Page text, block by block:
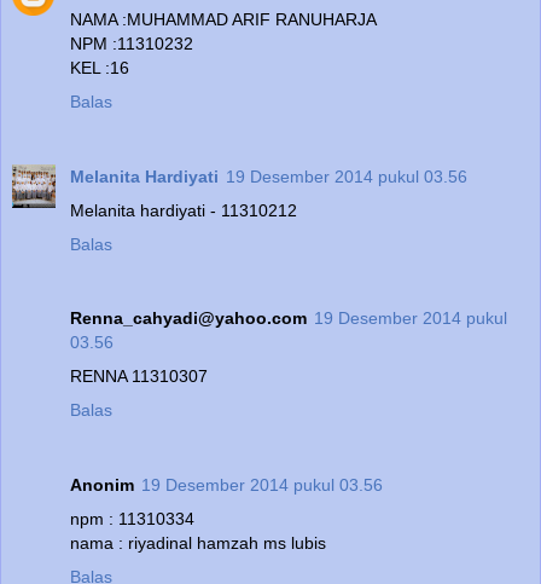
NAMA :MUHAMMAD ARIF RANUHARJA
NPM :11310232
KEL :16
Balas
Melanita Hardiyati 19 Desember 2014 pukul 03.56
Melanita hardiyati - 11310212
Balas
Renna_cahyadi@yahoo.com 19 Desember 2014 pukul
03.56
RENNA 11310307
Balas
Anonim 19 Desember 2014 pukul 03.56
npm : 11310334
nama : riyadinal hamzah ms lubis
Balas